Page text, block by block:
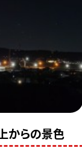
からの景色